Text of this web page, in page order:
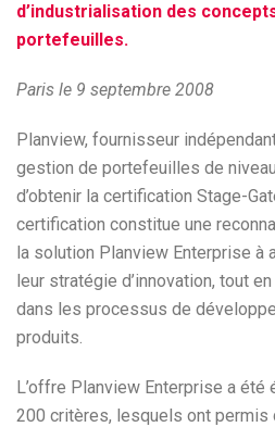
d’industrialisation des
portefeuilles.
Paris le 9 septembre 2008
Planview, fournisseur
gestion de portefeuilles de
d’obtenir la certification Stage-
certification constitue une
la solution Planview Enterprise
leur stratégie d’innovation, tout
dans les processus de
produits.
L’offre Planview Enterprise a été
200 critères, lesquels ont permis